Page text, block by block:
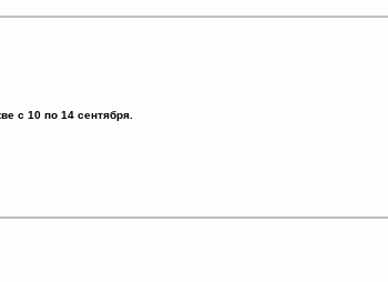
с 10 по 14 сентября.